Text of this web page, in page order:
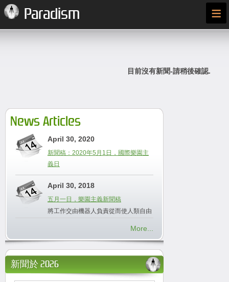
Paradism ≡
目前沒有新聞-請稍後確認.
News Articles
April 30, 2020
新聞稿：2020年5月1日，國際樂園主
義日
April 30, 2018
五月一日，樂園主義新聞稿
將工作交由機器人負責從而使人類自由
More...
新聞於 2026